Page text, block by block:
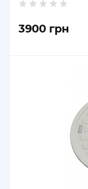
3900 грн